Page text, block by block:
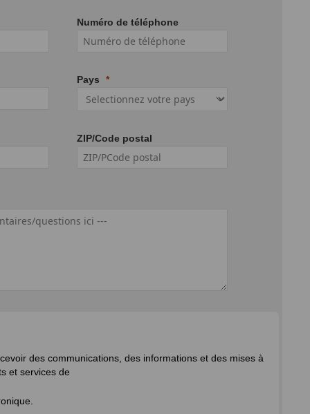
Numéro de téléphone
Pays
ZIP/Code postal
des communications, des informations et des mises à
et services de